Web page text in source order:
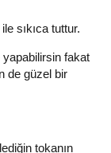
sıkıca tuttur.
yapabilirsin fakat
de güzel bir
tokanın